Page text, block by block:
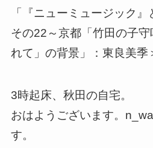
「『ニューミュージック』
その22～京都「竹田の子
れて」の背景」：東良美季
3時起床、秋田の自宅。
おはようございます。
す。